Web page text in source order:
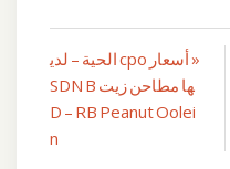
« أسعار cpo الحية – لدي
ها مطاحن زيت SDN B
D – RB Peanut Oolei
n